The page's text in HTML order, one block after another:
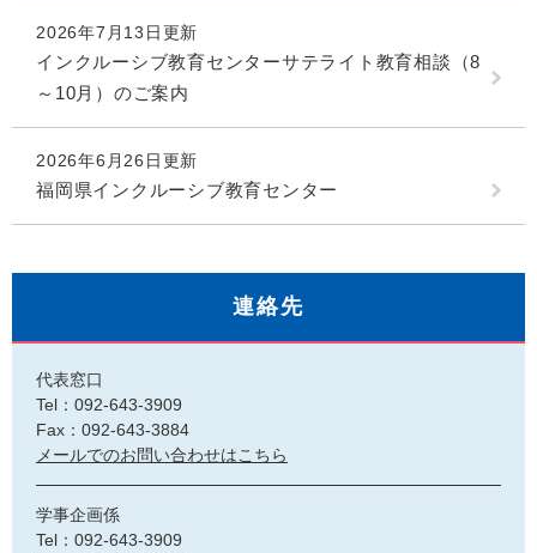
2026年7月13日更新
インクルーシブ教育センターサテライト教育相談（8
～10月）のご案内
2026年6月26日更新
福岡県インクルーシブ教育センター
連絡先
代表窓口
Tel：092-643-3909
Fax：092-643-3884
メールでのお問い合わせはこちら
学事企画係
Tel：092-643-3909